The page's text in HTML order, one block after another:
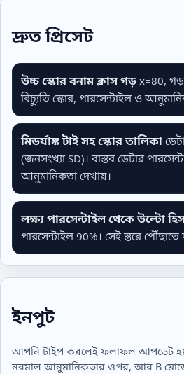
দ্রুত প্রিসেট
উচ্চ স্কোর বনাম ক্লাস গড় x=80,
বিচ্যুতি স্কোর, পারসেন্টাইল ও
মিডর্যাঙ্ক টাই সহ স্কোর তালিকা
(জনসংখ্যা SD)। বাস্তব ডেটার
আনুমানিকতা দেখায়।
লক্ষ্য পারসেন্টাইল থেকে উল্টো
পারসেন্টাইল 90%। সেই স্তরে পৌঁছাতে
ইনপুট
আপনি টাইপ করলেই ফলাফল আপডেট
নরমাল আনুমানিকতার ওপর, আর B মোডে